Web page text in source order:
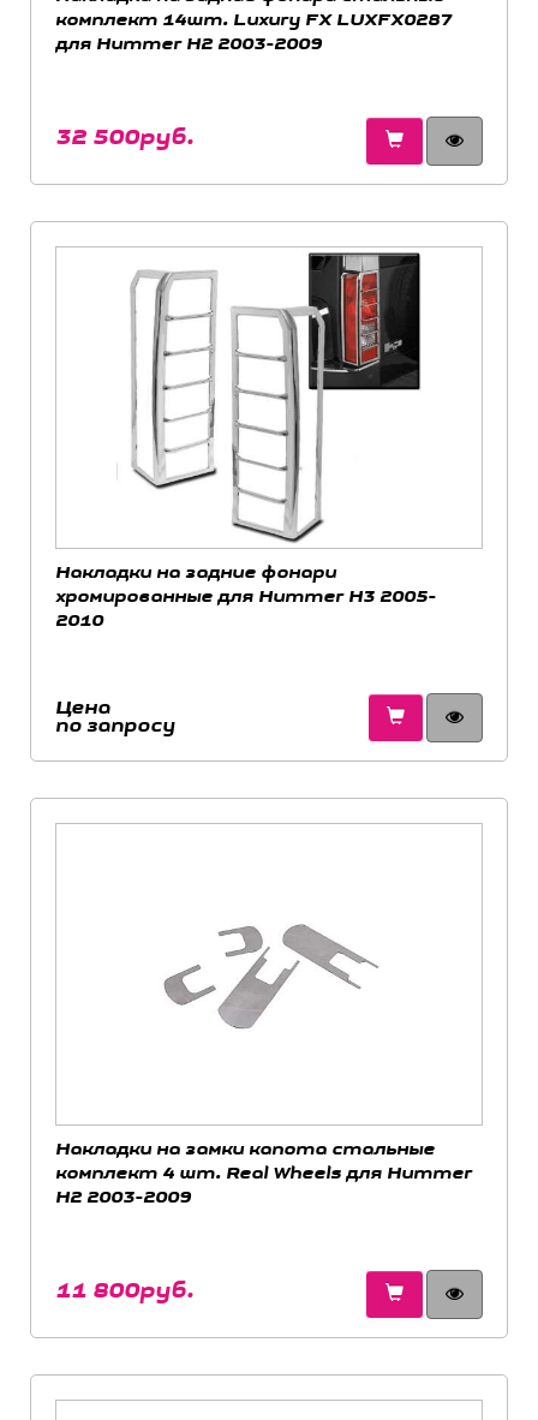
комплект 14шт. Luxury FX LUXFX0287
для Hummer H2 2003-2009
32 500руб.
Накладки на задние фонари
хромированные для Hummer H3 2005-
2010
Цена
по запросу
Накладки на замки капота стальные
комплект 4 шт. Real Wheels для Hummer
H2 2003-2009
11 800руб.